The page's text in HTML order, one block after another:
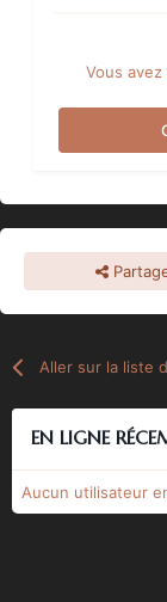
Vous
Aller sur la liste
EN LIGNE
Aucun utilisateur